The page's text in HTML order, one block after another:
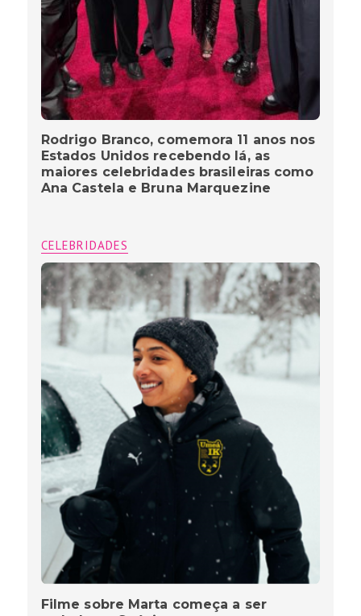
Rodrigo Branco, comemora 11 anos nos
Estados Unidos recebendo lá, as
maiores celebridades brasileiras como
Ana Castela e Bruna Marquezine
CELEBRIDADES
Filme sobre Marta começa a ser